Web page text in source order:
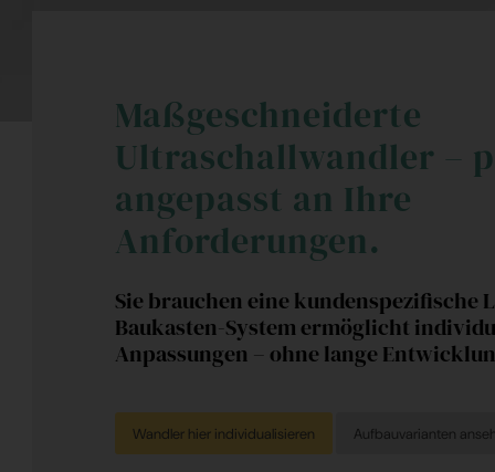
Maßgeschneiderte
Ultraschallwandler –
angepasst an Ihre
Anforderungen.
Sie brauchen eine kundenspezifische
Baukasten-System ermöglicht
Anpassungen – ohne lange
Wandler hier individualisieren Aufbauvarianten